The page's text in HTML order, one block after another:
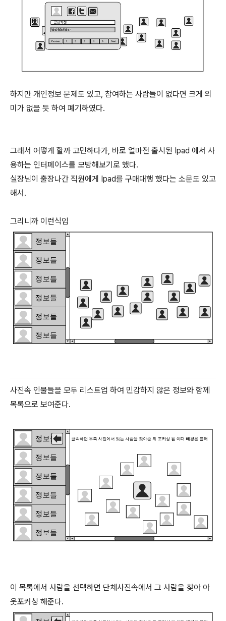
하지만 개인정보 문제도 있고, 참여하는 사람들이 없다면 크게 의
미가 없을 듯 하여 폐기하였다.
그래서 어떻게 할까 고민하다가, 바로 얼마전 출시된 Ipad 에서 사
용하는 인터페이스를 모방해보기로 했다.
실장님이 출장나간 직원에게 Ipad를 구매대행 했다는 소문도 있고
해서.
그리니까 이런식임
사진속 인물들을 모두 리스트업 하여 민감하지 않은 정보와 함께
목록으로 보여준다.
이 목록에서 사람을 선택하면 단체사진속에서 그 사람을 찾아 아
웃포커싱 해준다.